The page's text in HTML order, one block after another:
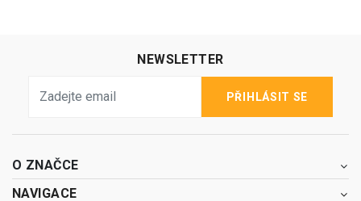
NEWSLETTER
PŘIHLÁSIT SE
O ZNAČCE
NAVIGACE